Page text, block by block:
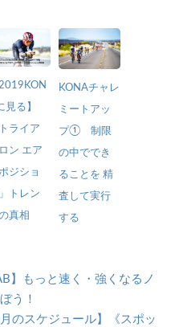
2019KON
見る】
トライア
ン エア
ジショ
トレン
の真相
KONAチャレ
ミートアッ
プ① 制限
の中ででき
ることを 精
査して実行
する
】もっと速く・強くなるノ
う！
のスケジュール】《スポッ